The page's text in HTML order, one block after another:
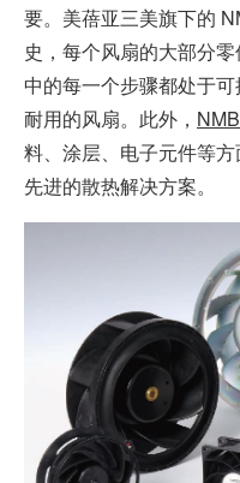
技术支持
新闻
企业信息
要。美蓓亚三美旗下的
史，每个风扇的大部分
中的每一个步骤都处于
耐用的风扇。此外，
料、涂层、电子元件等
先进的散热解决方案。